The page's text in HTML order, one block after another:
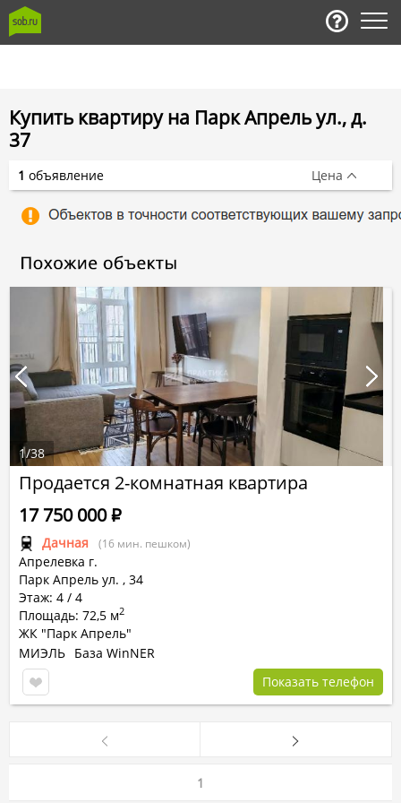
Купить квартиру на Парк Апрель ул., д.
37
Продается 2-комнатная квартира
Дачная (16 мин. пешком)
Апрелевка г.
Парк Апрель ул. , 34
Этаж: 4 / 4
Площадь: 72,5 м2
ЖК "Парк Апрель"
17 750 000Р
МИЭЛЬ База WinNER
Показать телефон
1/38
1 объявление Цена
1